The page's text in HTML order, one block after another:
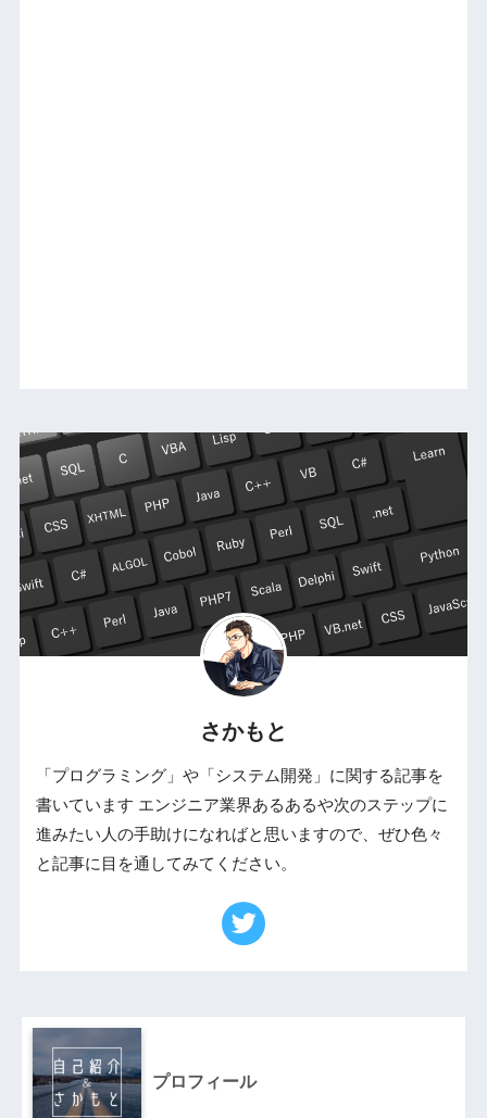
さかもと
「プログラミング」や「システム開発」に関する記事を
書いています エンジニア業界あるあるや次のステップに
進みたい人の手助けになればと思いますので、ぜひ色々
と記事に目を通してみてください。
プロフィール